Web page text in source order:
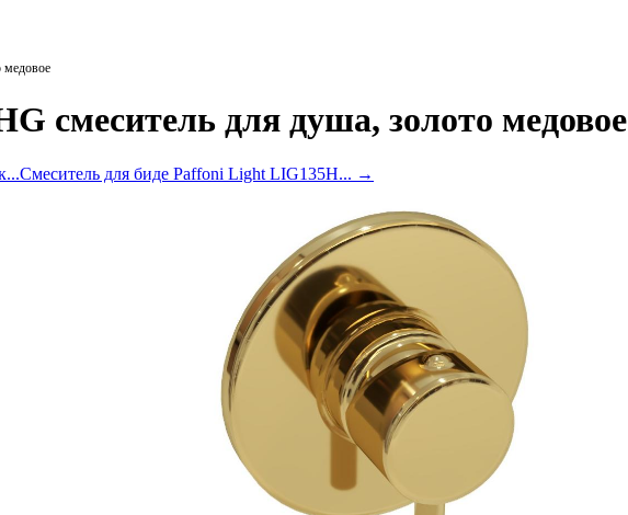
медовое
смеситель для душа, золото медовое
Смеситель для биде Paffoni Light LIG135H... →